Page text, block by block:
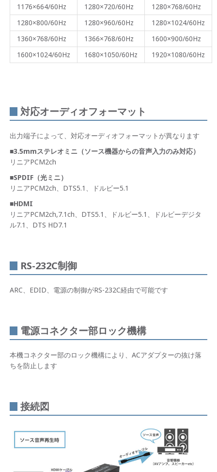
1176×664/60Hz
1280×720/60Hz
1280×768/60Hz
1280×800/60Hz
1280×960/60Hz
1280×1024/60Hz
1360×768/60Hz
1366×768/60Hz
1600×900/60Hz
1600×1024/60Hz
1680×1050/60Hz 1920×1080/60Hz
対応オーディオフォーマット
出力端子によって、対応オーディオフォーマットが異なります
■3.5mmステレオミニ（ソース機器からの音声入力のみ対応）
リニアPCM2ch
■SPDIF（光ミニ）
リニアPCM2ch、DTS5.1、ドルビー5.1
■HDMI
リニアPCM2ch,7.1ch、DTS5.1、ドルビー5.1、ドルビーデジタ
ル7.1、DTS HD7.1
RS-232C制御
ARC、EDID、電源の制御がRS-232C経由で可能です
電源コネクター部ロック機構
本機コネクター部のロック機構により、ACアダプターの抜け落
ちを防止します
接続図